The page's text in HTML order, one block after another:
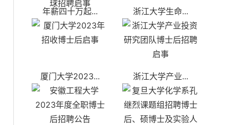
年薪四十万起... 浙江大学生命...
厦门大学2023... 浙江大学产业...